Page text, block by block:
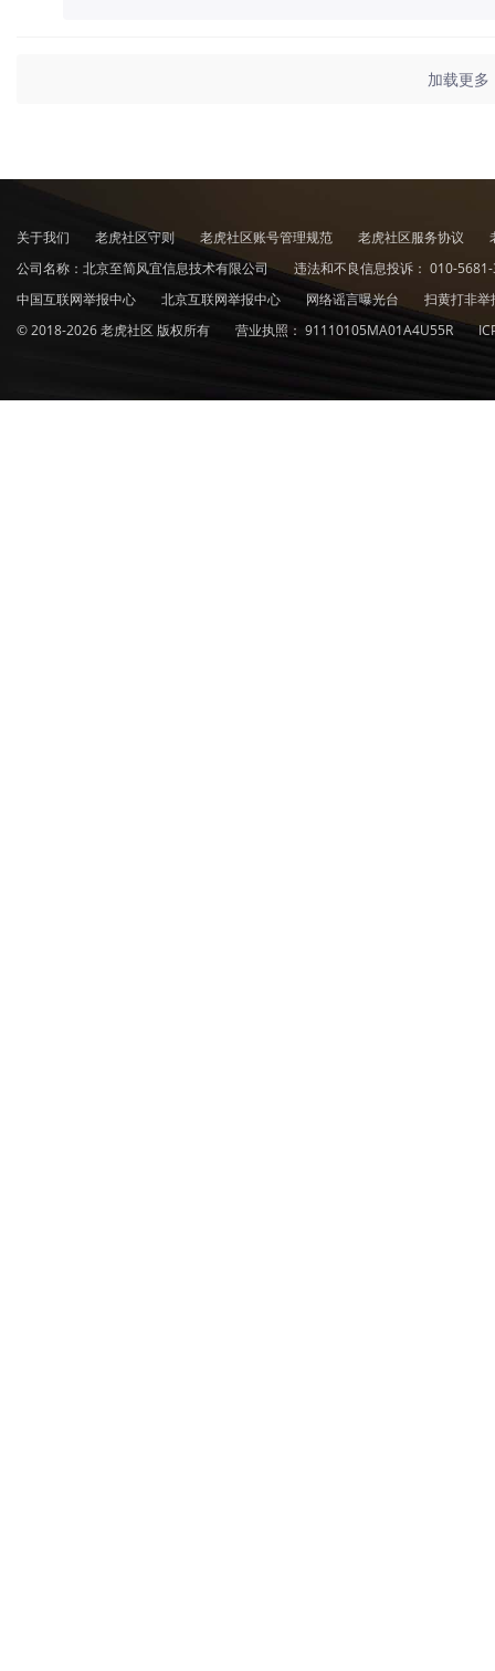
加载更多
关于我们 老虎社区守则 老虎社区账号管理规范 老虎社区服务协议
公司名称：北京至简风宜信息技术有限公司
违法和不良信息投诉： 010-
中国互联网举报中心
北京互联网举报中心 网络谣言曝光台
扫黄打非
© 2018-2026 老虎社区 版权所有
营业执照： 91110105MA01A4U55R